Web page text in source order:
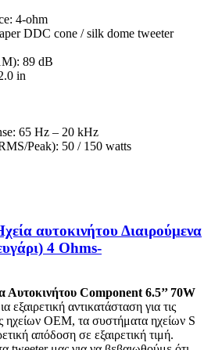
4-ohm
DDC cone / silk dome tweeter
89 dB
in
65 Hz – 20 kHz
Peak): 50 / 150 watts
αυτοκινήτου Διαιρούμενα
4 Ohms-
Αυτοκινήτου Component 6.5’’ 70W
εξαιρετική αντικατάσταση για τις
ηχείων OEM, τα συστήματα ηχείων S
απόδοση σε εξαιρετική τιμή.